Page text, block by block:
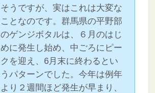
そうですが、実はこれは大変な
ことなのです。群馬県の平野部
のゲンジボタルは、６月のはじ
めに発生し始め、中ごろにピー
クを迎え、6月末に終わるとい
うパターンでした。今年は例年
より２週間ほど発生が早まり、